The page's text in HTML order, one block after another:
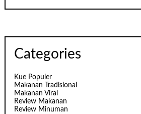
Categories
Kue Populer
Makanan Tradisional
Makanan Viral
Review Makanan
Review Minuman